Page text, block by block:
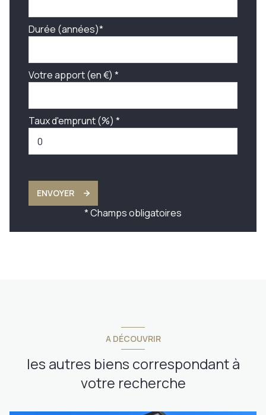
Durée (années)*
Votre apport (en €) *
Taux d'emprunt (%) *
ENVOYER
* Champs obligatoires
A DÉCOUVRIR
les autres biens correspondant à
votre recherche